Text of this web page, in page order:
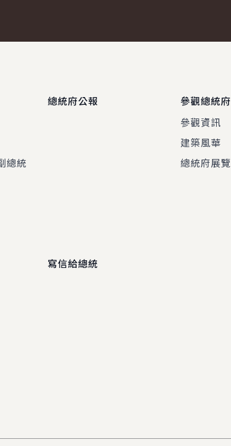
總統
總統府公報
參觀總統府
參觀資訊
建築風華
總統府展覽
寫信給總統